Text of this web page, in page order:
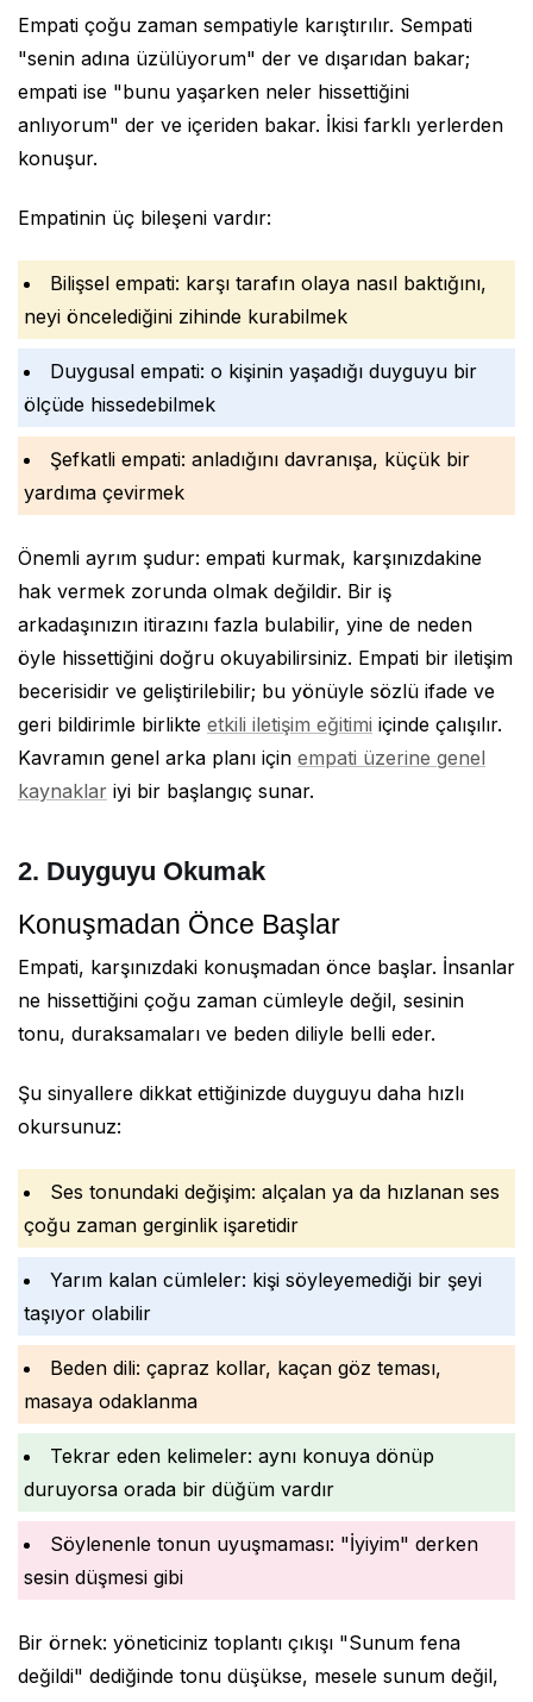
Empati çoğu zaman sempatiyle karıştırılır. Sempati
"senin adına üzülüyorum" der ve dışarıdan bakar;
empati ise "bunu yaşarken neler hissettiğini
anlıyorum" der ve içeriden bakar. İkisi farklı yerlerden
konuşur.
Empatinin üç bileşeni vardır:
Bilişsel empati: karşı tarafın olaya nasıl baktığını,
neyi öncelediğini zihinde kurabilmek
Duygusal empati: o kişinin yaşadığı duyguyu bir
ölçüde hissedebilmek
Şefkatli empati: anladığını davranışa, küçük bir
yardıma çevirmek
Önemli ayrım şudur: empati kurmak, karşınızdakine
hak vermek zorunda olmak değildir. Bir iş
arkadaşınızın itirazını fazla bulabilir, yine de neden
öyle hissettiğini doğru okuyabilirsiniz. Empati bir iletişim
becerisidir ve geliştirilebilir; bu yönüyle sözlü ifade ve
geri bildirimle birlikte etkili iletişim eğitimi içinde çalışılır.
Kavramın genel arka planı için empati üzerine genel
kaynaklar iyi bir başlangıç sunar.
2. Duyguyu Okumak
Konuşmadan Önce Başlar
Empati, karşınızdaki konuşmadan önce başlar. İnsanlar
ne hissettiğini çoğu zaman cümleyle değil, sesinin
tonu, duraksamaları ve beden diliyle belli eder.
Şu sinyallere dikkat ettiğinizde duyguyu daha hızlı
okursunuz:
Ses tonundaki değişim: alçalan ya da hızlanan ses
çoğu zaman gerginlik işaretidir
Yarım kalan cümleler: kişi söyleyemediği bir şeyi
taşıyor olabilir
Beden dili: çapraz kollar, kaçan göz teması,
masaya odaklanma
Tekrar eden kelimeler: aynı konuya dönüp
duruyorsa orada bir düğüm vardır
Söylenenle tonun uyuşmaması: "İyiyim" derken
sesin düşmesi gibi
Bir örnek: yöneticiniz toplantı çıkışı "Sunum fena
değildi" dediğinde tonu düşükse, mesele sunum değil,